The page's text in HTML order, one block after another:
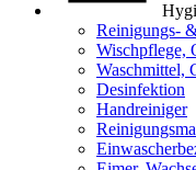
Reinigungs-
Wischpflege,
Waschmittel,
Desinfektion
Handreiniger